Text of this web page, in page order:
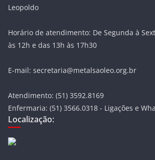
Leopoldo
Horário de atendimento: De Segunda à
às 12h e das 13h às 17h30
E-mail: secretaria@metalsaoleo.org.br
Atendimento: (51) 3592.8169
Enfermaria: (51) 3566.0318 - Ligações e
Localização: